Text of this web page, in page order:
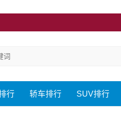
行 轿车排行 SUV排行